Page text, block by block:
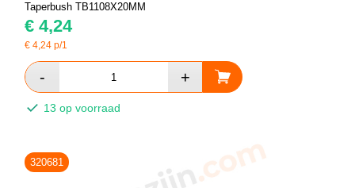
Taperbush TB1108X20MM
€ 4,24
€4,24 p/1
13 op voorraad
320681